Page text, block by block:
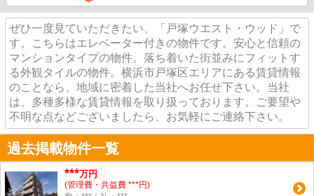
ぜひ一度見ていただきたい、「戸塚ウエスト・ウッド」で
す。こちらはエレベーター付きの物件です。安心と信頼の
マンションタイプの物件。落ち着いた街並みにフィットす
る外観タイルの物件。横浜市戸塚区エリアにある賃貸情報
のことなら、地域に密着した当社へお任せ下さい。当社
は、多種多様な賃貸情報を取り扱っております。ご要望や
不明な点などございましたら、お気軽にご連絡下さい。
過去掲載物件一覧
***万円
(管理費・共益費 ***円)